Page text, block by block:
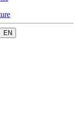
EN